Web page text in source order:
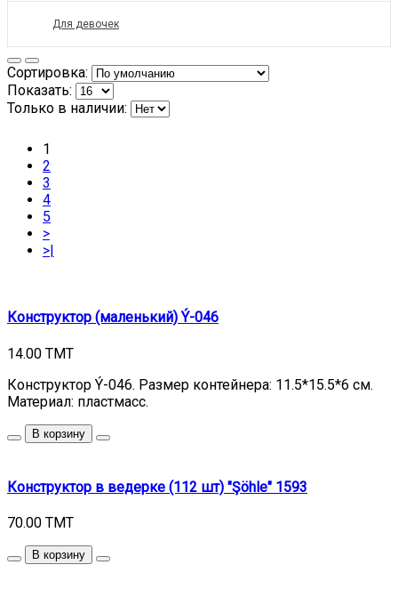
Для девочек
Сортировка:
Показать:
Только в наличии:
1
2
3
4
5
>
>|
Конструктор (маленький) Ý-046
14.00 TMT
Конструктор Ý-046. Размер контейнера: 11.5*15.5*6 см.
Материал: пластмасс.
В корзину
Конструктор в ведерке (112 шт) "Şöhle" 1593
70.00 TMT
В корзину